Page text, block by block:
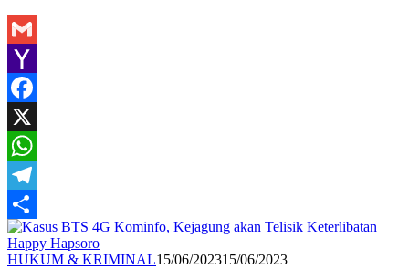
Gmail
Yahoo
Mail
Facebook
X
WhatsApp
Telegram
Share
HUKUM & KRIMINALRedaksi
15/06/202315/06/2023